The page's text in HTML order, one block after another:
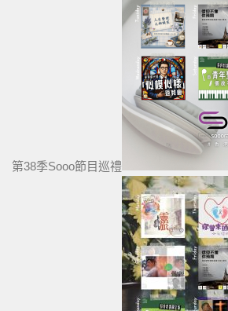
第38季Sooo節目巡禮